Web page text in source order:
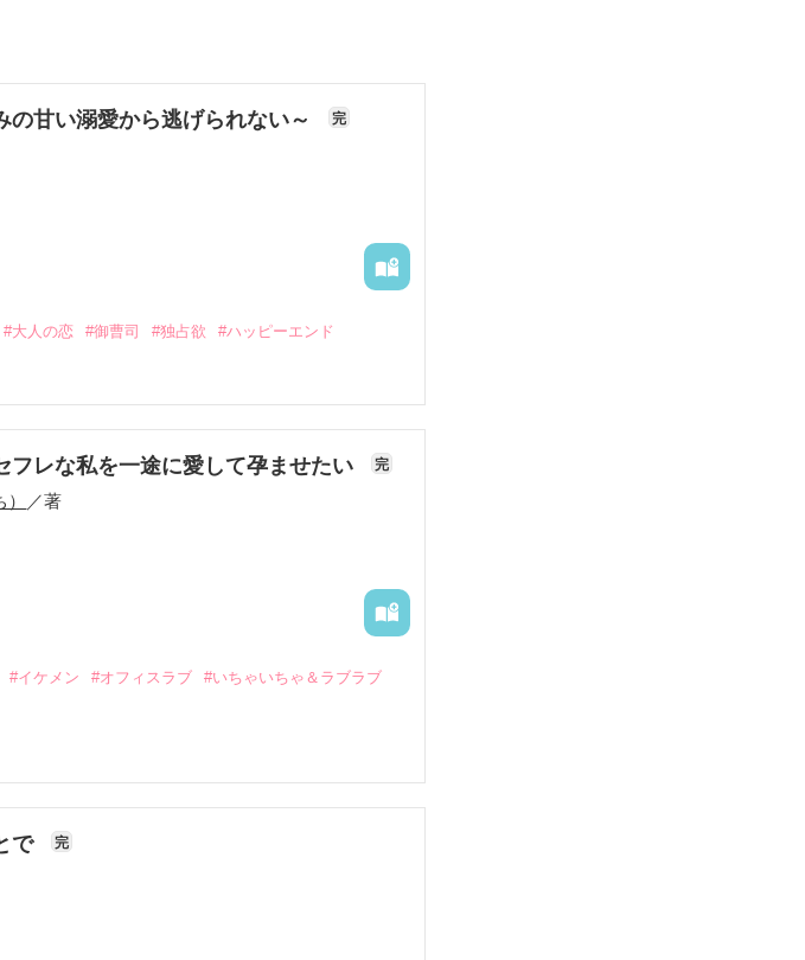
の甘い溺愛から逃げられない～ 完
#大人の恋 #御曹司 #独占欲 #ハッピーエンド
しまう。
フレな私を一途に愛して孕ませたい 完
／著
#イケメン #オフィスラブ
#いちゃいちゃ＆ラブラブ
再会。なんと彼の正体は、とある財閥御曹司に
、社内でも冷徹だと評判な社長――御影恭司その
、猫の世話を口実にしばしば呼び出された上、二
で 完